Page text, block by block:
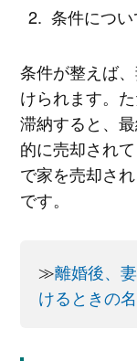
条件につ
条件が整えば
けられます。
滞納すると、
的に売却され
で家を売却さ
です。
≫離婚後、
けるときの